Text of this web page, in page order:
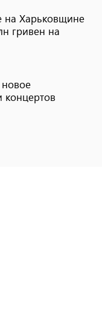
на Харьковщине
​​гривен на
новое
концертов